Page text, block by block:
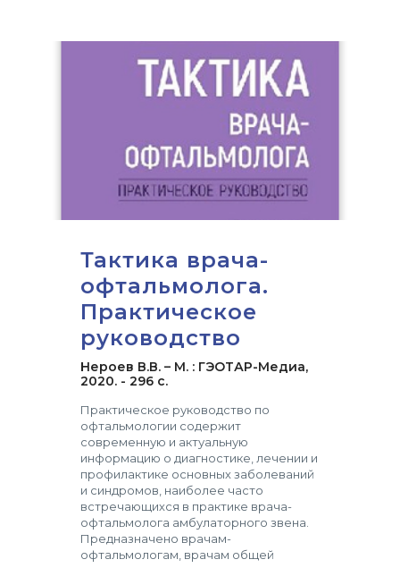
Тактика врача-
офтальмолога.
Практическое
руководство
Нероев В.В. – М. : ГЭОТАР-Медиа,
2020. - 296 с.
Практическое руководство по
офтальмологии содержит
современную и актуальную
информацию о диагностике, лечении и
профилактике основных заболеваний
и синдромов, наиболее часто
встречающихся в практике врача-
офтальмолога амбулаторного звена.
Предназначено врачам-
офтальмологам, врачам общей